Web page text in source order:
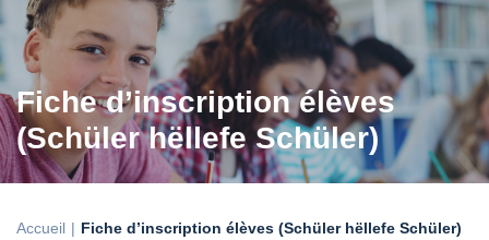
Fiche d’inscription élèves
(Schüler hëllefe Schüler)
Accueil Fiche d’inscription élèves (Schüler hëllefe Schüler)